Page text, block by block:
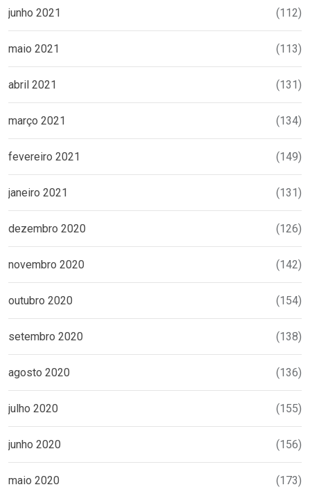
junho 2021 (112)
maio 2021 (113)
abril 2021 (131)
março 2021 (134)
fevereiro 2021 (149)
janeiro 2021 (131)
dezembro 2020 (126)
novembro 2020 (142)
outubro 2020 (154)
setembro 2020 (138)
agosto 2020 (136)
julho 2020 (155)
junho 2020 (156)
maio 2020 (173)